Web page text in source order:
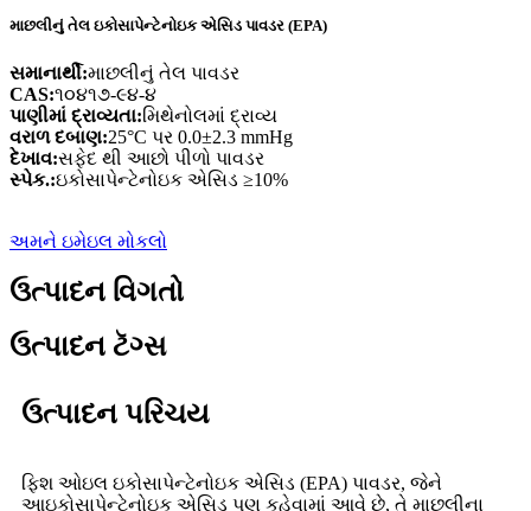
માછલીનું તેલ ઇકોસાપેન્ટેનોઇક એસિડ પાવડર (EPA)
સમાનાર્થી:માછલીનું તેલ પાવડર
CAS:૧૦૪૧૭-૯૪-૪
પાણીમાં દ્રાવ્યતા:મિથેનોલમાં દ્રાવ્ય
વરાળ દબાણ:25°C પર 0.0±2.3 mmHg
દેખાવ:સફેદ થી આછો પીળો પાવડર
સ્પેક.:ઇકોસાપેન્ટેનોઇક એસિડ ≥10%
અમને ઇમેઇલ મોકલો
ઉત્પાદન વિગતો
ઉત્પાદન ટૅગ્સ
ઉત્પાદન પરિચય
ફિશ ઓઇલ ઇકોસાપેન્ટેનોઇક એસિડ (EPA) પાવડર, જેને
આઇકોસાપેન્ટેનોઇક એસિડ પણ કહેવામાં આવે છે, તે માછલીના